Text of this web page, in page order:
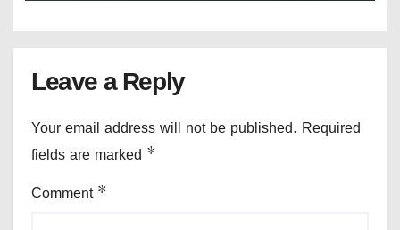
Leave a Reply
Your email address will not be published. Required
fields are marked *
Comment *